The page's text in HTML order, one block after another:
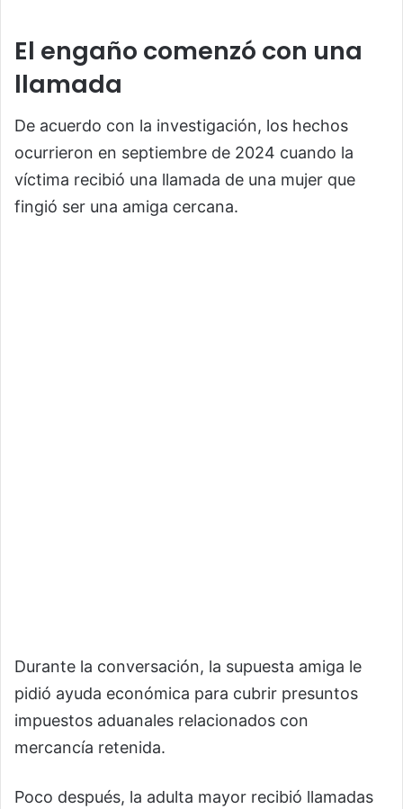
El engaño comenzó con una
llamada
De acuerdo con la investigación, los hechos
ocurrieron en septiembre de 2024 cuando la
víctima recibió una llamada de una mujer que
fingió ser una amiga cercana.
Durante la conversación, la supuesta amiga le
pidió ayuda económica para cubrir presuntos
impuestos aduanales relacionados con
mercancía retenida.
Poco después, la adulta mayor recibió llamadas